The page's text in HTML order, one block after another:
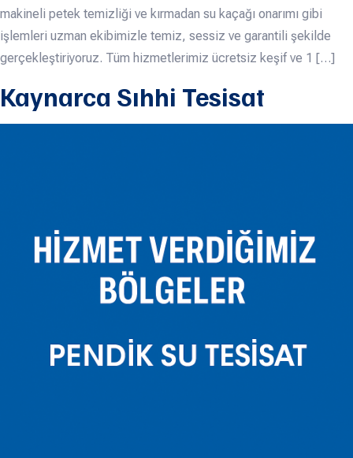
makineli petek temizliği ve kırmadan su kaçağı onarımı gibi
işlemleri uzman ekibimizle temiz, sessiz ve garantili şekilde
gerçekleştiriyoruz. Tüm hizmetlerimiz ücretsiz keşif ve 1 […]
Kaynarca Sıhhi Tesisat